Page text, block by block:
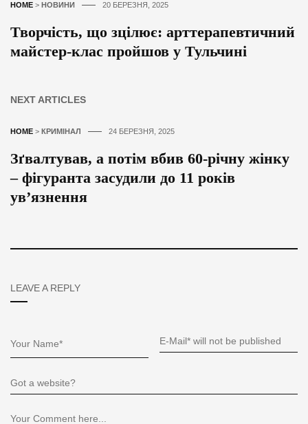
HOME > НОВИНИ 20 БЕРЕЗНЯ, 2025
Творчість, що зцілює: арттерапевтичний
майстер-клас пройшов у Тульчині
NEXT ARTICLES
HOME > КРИМІНАЛ 24 БЕРЕЗНЯ, 2025
Зґвалтував, а потім вбив 60-річну жінку
– фігуранта засудили до 11 років
ув’язнення
LEAVE A REPLY